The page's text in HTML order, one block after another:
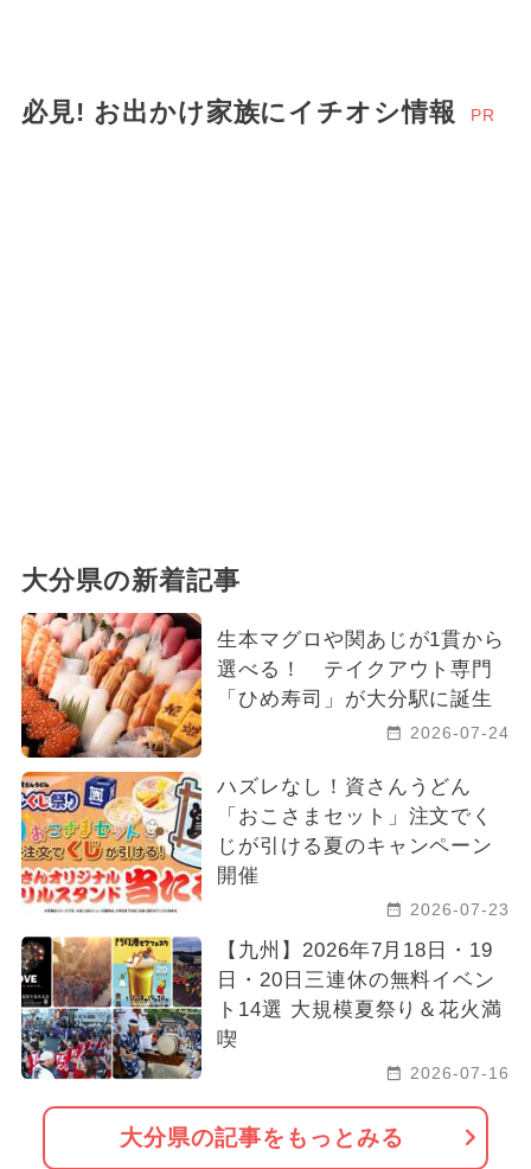
2025年6月のイベント
2026年3月のイベント
2025年1月のイベント ワークショップ
2024年6月のイベント
2026年6月のイベント ディズニー
夏休み（観光） 2026年9月のイベント
2026年10月のイベント
2026年2月のイベント
必見! お出かけ家族にイチオシ情報 PR
大分県の新着記事
生本マグロや関あじが1貫から
選べる！ テイクアウト専門
「ひめ寿司」が大分駅に誕生
2026-07-24
ハズレなし！資さんうどん
「おこさまセット」注文でく
じが引ける夏のキャンペーン
開催
2026-07-23
【九州】2026年7月18日・19
日・20日三連休の無料イベン
ト14選 大規模夏祭り＆花火満
喫
2026-07-16
大分県の記事をもっとみる